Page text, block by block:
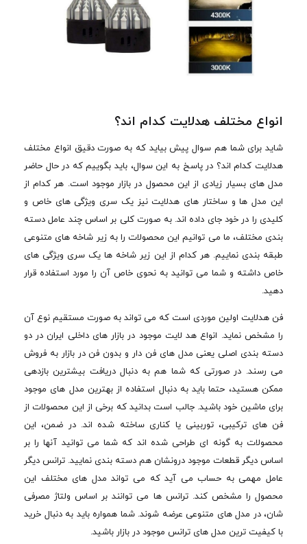
انواع مختلف هدلایت کدام اند؟
شاید برای شما هم سوال پیش بیاید که به صورت دقیق انواع مختلف
هدلایت کدام اند؟ در پاسخ به این سوال، باید بگوییم که در حال حاضر
مدل های بسیار زیادی از این محصول در بازار موجود است. هر کدام از
این مدل ها و ساختار های هدلایت نیز یک سری ویژگی های خاص و
کلیدی را در خود جای داده اند. به صورت کلی بر اساس چند عامل دسته
بندی مختلف، ما می توانیم این محصولات را به زیر شاخه های متنوعی
طبقه بندی نماییم. هر کدام از این زیر شاخه ها یک سری ویژگی های
خاص داشته و شما می توانید به نحوی خاص آن را مورد استفاده قرار
دهید.
فن هدلایت اولین موردی است که می تواند به صورت مستقیم نوع آن
را مشخص نماید. انواع هد لایت موجود در بازار های داخلی ایران در دو
دسته بندی اصلی یعنی مدل های فن دار و بدون فن در بازار به فروش
می رسند. در صورتی که شما هم به دنبال دریافت بیشترین بازدهی
ممکن هستید، حتما باید به دنبال استفاده از بهترین مدل های موجود
برای ماشین خود باشید. جالب است بدانید که برخی از این محصولات از
فن های ترکیبی، توربینی یا کناری ساخته شده اند. در ضمن، این
محصولات به گونه ای طراحی شده اند که شما می توانید آنها را بر
اساس دیگر قطعات موجود درونشان هم دسته بندی نمایید. ترانس دیگر
عامل مهمی به حساب می آید که می تواند مدل های مختلف این
محصول را مشخص کند. ترانس ها می توانند بر اساس ولتاژ مصرفی
شان، در مدل های متنوعی عرضه شوند. شما همواره باید به دنبال خرید
با کیفیت ترین مدل های ترانس موجود در بازار باشید.